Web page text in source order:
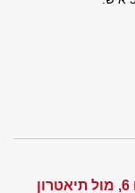
שדרות ירושלים 6, מול תיאטרון